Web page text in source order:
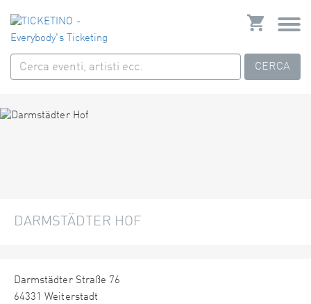
CERCA
DARMSTÄDTER HOF
Darmstädter Straße 76
64331 Weiterstadt